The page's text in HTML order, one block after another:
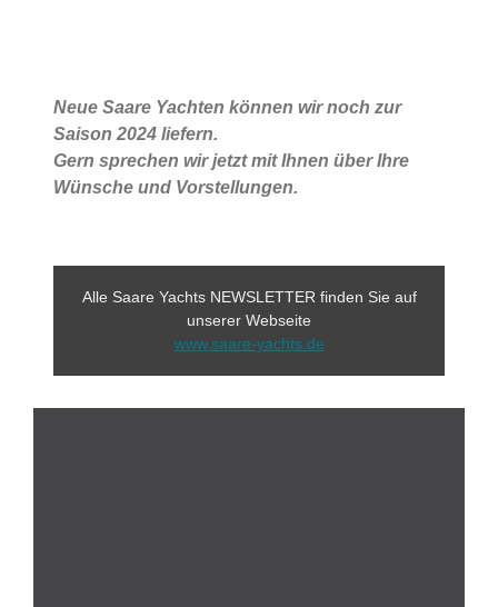
Neue Saare Yachten können wir noch zur
Saison 2024 liefern.
Gern sprechen wir jetzt mit Ihnen über Ihre
Wünsche und Vorstellungen.
Alle Saare Yachts NEWSLETTER finden Sie auf
unserer Webseite
www.saare-yachts.de